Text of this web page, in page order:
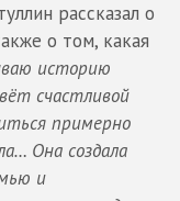
рассказал о
о том, какая
историю
счастливой
примерно
Она создала
и